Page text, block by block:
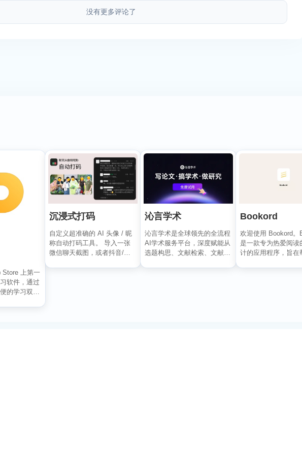
没有更多评论了
Store 上第一
软件，通过
的学习双拼
沉浸式打码
自定义超准确的 AI 头像 / 昵
称自动打码工具。 导入一张
微信聊天截图，或者抖音/小
沁言学术
沁言学术是全球领先的全流程
AI学术服务平台，深度赋能从
选题构思、文献检索、文献阅
Bookord
欢迎使用 Bookord。
是一款专为热爱阅读
计的应用程序，旨在